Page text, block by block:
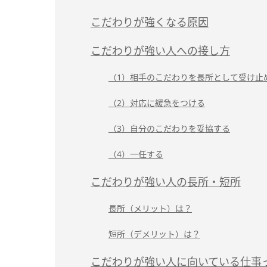
こだわりが強くなる原因
こだわりが強い人への接し方
（1）相手のこだわりを長所として受け止
（2）対応に緩急をつける
（3）自分のこだわりを妥協する
（4）一任する
こだわりが強い人の長所・短所
長所（メリット）は？
短所（デメリット）は？
こだわりが強い人に向いている仕事